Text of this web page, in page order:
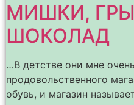
МИШКИ,
ШОКОЛАД
…В детстве они мне
продовольственного
обувь, и магазин